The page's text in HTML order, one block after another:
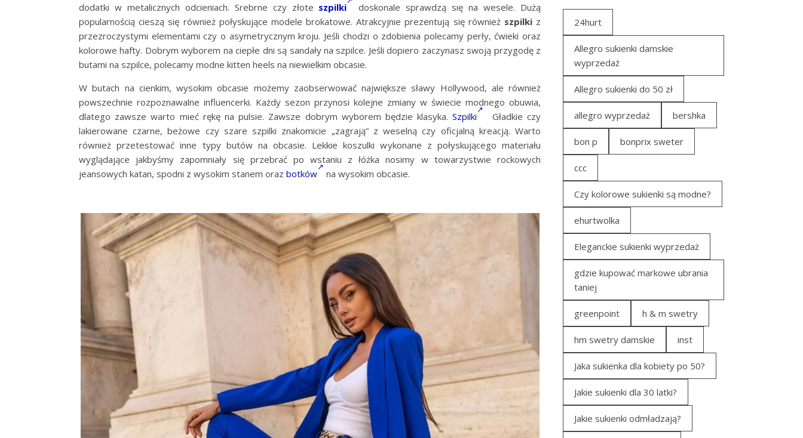
dodatki w metalicznych odcieniach. Srebrne czy złote szpilki
doskonale sprawdzą się na wesele. Dużą
popularnością cieszą się również połyskujące modele brokatowe. Atrakcyjnie prezentują się również szpilkiz
przezroczystymi elementami czy o asymetrycznym kroju. Jeśli chodzi o zdobienia polecamy perły, ćwieki oraz
kolorowe hafty. Dobrym wyborem na ciepłe dni są sandały na szpilce. Jeśli dopiero zaczynasz swoją przygodę z
butami na szpilce, polecamy modne kitten heels na niewielkim obcasie.
W butach na cienkim, wysokim obcasie możemy zaobserwować największe sławy Hollywood, ale również
powszechnie rozpoznawalne influencerki. Każdy sezon przynosi kolejne zmiany w świecie modnego obuwia,
dlatego zawsze warto mieć rękę na pulsie. Zawsze dobrym wyborem będzie klasyka.Szpilki
Gładkie czy
lakierowane czarne, beżowe czy szare szpilki znakomicie „zagrają” z weselną czy oficjalną kreacją. Warto
również przetestować inne typy butów na obcasie. Lekkie koszulki wykonane z połyskującego materiału
wyglądające jakbyśmy zapomniały się przebrać po wstaniu z łóżka nosimy w towarzystwie rockowych
jeansowych katan, spodni z wysokim stanem oraz botków na wysokim obcasie.
24hurt
Allegro sukienki damskie
wyprzedaż
Allegro sukienki do 50 zł
allegro wyprzedaż bershka
bon p bonprix sweter
ccc
Czy kolorowe sukienki są modne?
ehurtwolka
Eleganckie sukienki wyprzedaż
gdzie kupować markowe ubrania
taniej
greenpoint h & m swetry
hm swetry damskie inst
Jaka sukienka dla kobiety po 50?
Jakie sukienki dla 30 latki?
Jakie sukienki odmładzają?